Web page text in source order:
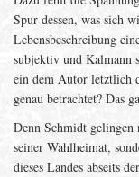
Spur dessen, was sich
Lebensbeschreibung
subjektiv und Kalmann
ein dem Autor letztlich
genau betrachtet? Das
Denn Schmidt gelingen
seiner Wahlheimat,
dieses Landes abseits